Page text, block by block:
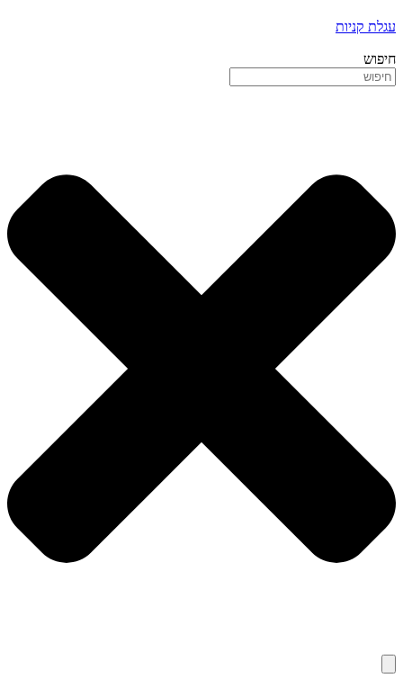
עגלת קניות
חיפוש